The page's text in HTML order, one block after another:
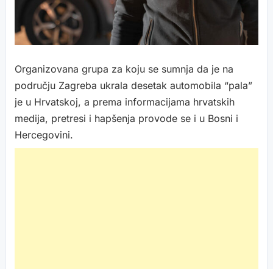
Organizovana grupa za koju se sumnja da je na
području Zagreba ukrala desetak automobila “pala”
je u Hrvatskoj, a prema informacijama hrvatskih
medija, pretresi i hapšenja provode se i u Bosni i
Hercegovini.